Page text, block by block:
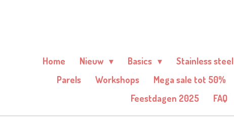
hoofdinhoud
Home Nieuw Basics Stainless steel
Parels
Workshops Mega sale tot 50%
Feestdagen 2025
FAQ